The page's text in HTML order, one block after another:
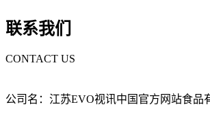
联系我们
CONTACT US
公司名：江苏EVO视讯中国官方网站食品